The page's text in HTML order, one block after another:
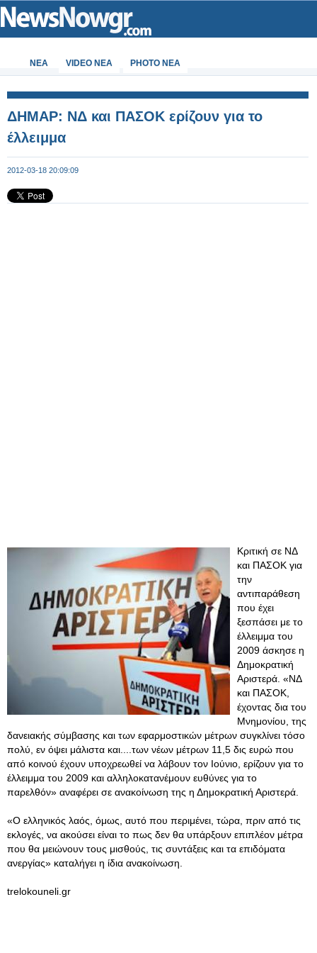
ΝΕΑ VIDEO NEA PHOTO NEA
ΔΗΜΑΡ: ΝΔ και ΠΑΣΟΚ ερίζουν για το
έλλειμμα
2012-03-18 20:09:09
Kριτική σε ΝΔ
και ΠΑΣΟΚ για
την
αντιπαράθεση
που έχει
ξεσπάσει με το
έλλειμμα του
2009 άσκησε η
Δημοκρατική
Αριστερά. «ΝΔ
και ΠΑΣΟΚ,
έχοντας δια του
Μνημονίου, της
δανειακής σύμβασης και των εφαρμοστικών μέτρων συγκλίνει τόσο
πολύ, εν όψει μάλιστα και....των νέων μέτρων 11,5 δις ευρώ που
από κοινού έχουν υποχρεωθεί να λάβουν τον Ιούνιο, ερίζουν για το
έλλειμμα του 2009 και αλληλοκατανέμουν ευθύνες για το
παρελθόν» αναφέρει σε ανακοίνωση της η Δημοκρατική Αριστερά.
«Ο ελληνικός λαός, όμως, αυτό που περιμένει, τώρα, πριν από τις
εκλογές, να ακούσει είναι το πως δεν θα υπάρξουν επιπλέον μέτρα
που θα μειώνουν τους μισθούς, τις συντάξεις και τα επιδόματα
ανεργίας» καταλήγει η ίδια ανακοίνωση.
trelokouneli.gr